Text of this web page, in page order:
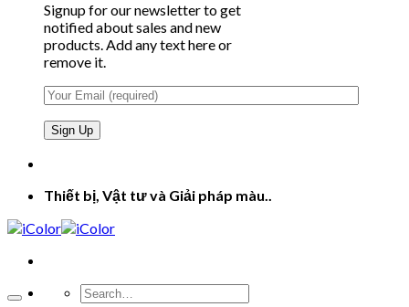
Signup for our newsletter to get
notified about sales and new
products. Add any text here or
remove it.
Thiết bị, Vật tư và Giải pháp màu..